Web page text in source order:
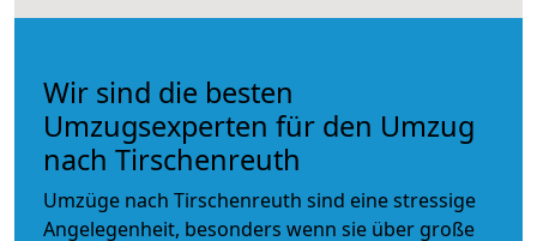
Wir sind die besten
Umzugsexperten für den Umzug
nach Tirschenreuth
Umzüge nach Tirschenreuth sind eine stressige
Angelegenheit, besonders wenn sie über große